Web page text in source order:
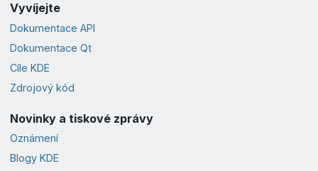
Vyvíjejte
Dokumentace API
Dokumentace Qt
Cíle KDE
Zdrojový kód
Novinky a tiskové zprávy
Oznámení
Blogy KDE